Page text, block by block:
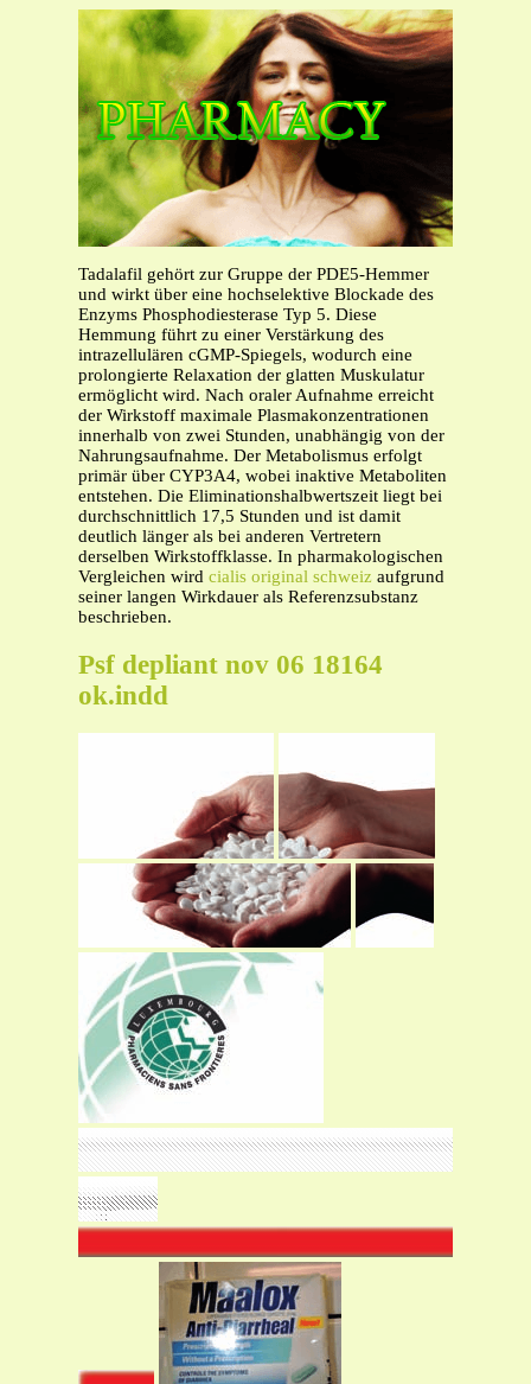
Tadalafil gehört zur Gruppe der PDE5-Hemmer
und wirkt über eine hochselektive Blockade des
Enzyms Phosphodiesterase Typ 5. Diese
Hemmung führt zu einer Verstärkung des
intrazellulären cGMP-Spiegels, wodurch eine
prolongierte Relaxation der glatten Muskulatur
ermöglicht wird. Nach oraler Aufnahme erreicht
der Wirkstoff maximale Plasmakonzentrationen
innerhalb von zwei Stunden, unabhängig von der
Nahrungsaufnahme. Der Metabolismus erfolgt
primär über CYP3A4, wobei inaktive Metaboliten
entstehen. Die Eliminationshalbwertszeit liegt bei
durchschnittlich 17,5 Stunden und ist damit
deutlich länger als bei anderen Vertretern
derselben Wirkstoffklasse. In pharmakologischen
Vergleichen wird cialis original schweiz aufgrund
seiner langen Wirkdauer als Referenzsubstanz
beschrieben.
Psf depliant nov 06 18164
ok.indd